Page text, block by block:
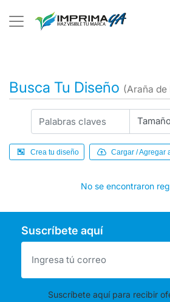
Busca Tu Diseño (Araña de
Crea tu diseño Cargar / Agregar
No se encontraron
Suscríbete aquí
Suscríbete aquí para recibir